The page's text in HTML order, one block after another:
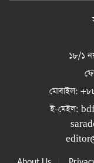
১৮/১
মোবাইল:
ই-মেইল: